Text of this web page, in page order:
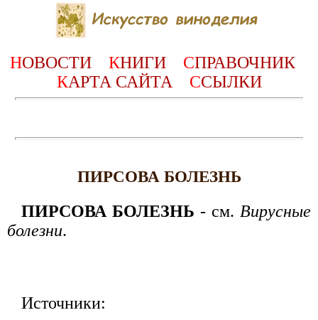
НОВОСТИ КНИГИ СПРАВОЧНИК
КАРТА САЙТА ССЫЛКИ
ПИРСОВА БОЛЕЗНЬ
ПИРСОВА БОЛЕЗНЬ - см. Вирусные
болезни.
Источники: